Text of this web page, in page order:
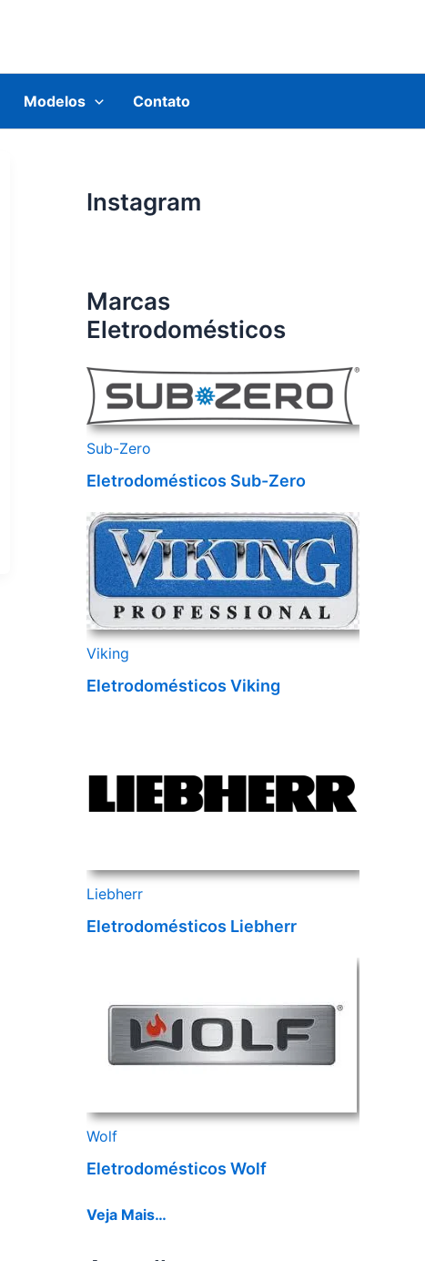
Modelos Contato
Instagram
Marcas
Eletrodomésticos
Sub-Zero
Eletrodomésticos Sub-Zero
Viking
Eletrodomésticos Viking
Liebherr
Eletrodomésticos Liebherr
Wolf
Eletrodomésticos Wolf
Veja Mais…